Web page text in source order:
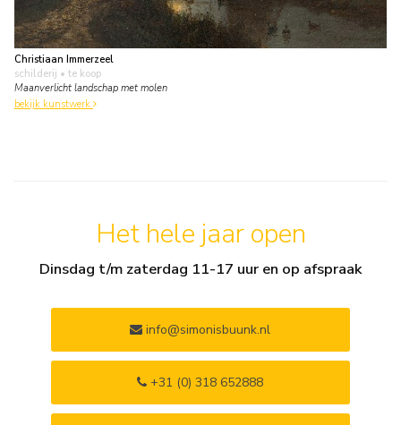
Christiaan Immerzeel
schilderij • te koop
Maanverlicht landschap met molen
bekijk kunstwerk
Het hele jaar open
Dinsdag t/m zaterdag 11-17 uur en op afspraak
info@simonisbuunk.nl
+31 (0) 318 652888